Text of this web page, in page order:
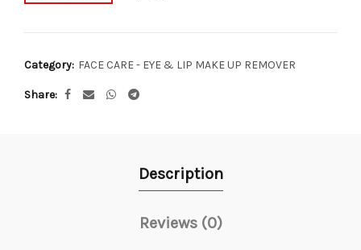
Category: FACE CARE - EYE & LIP MAKE UP REMOVER
Share
Description
Reviews (0)